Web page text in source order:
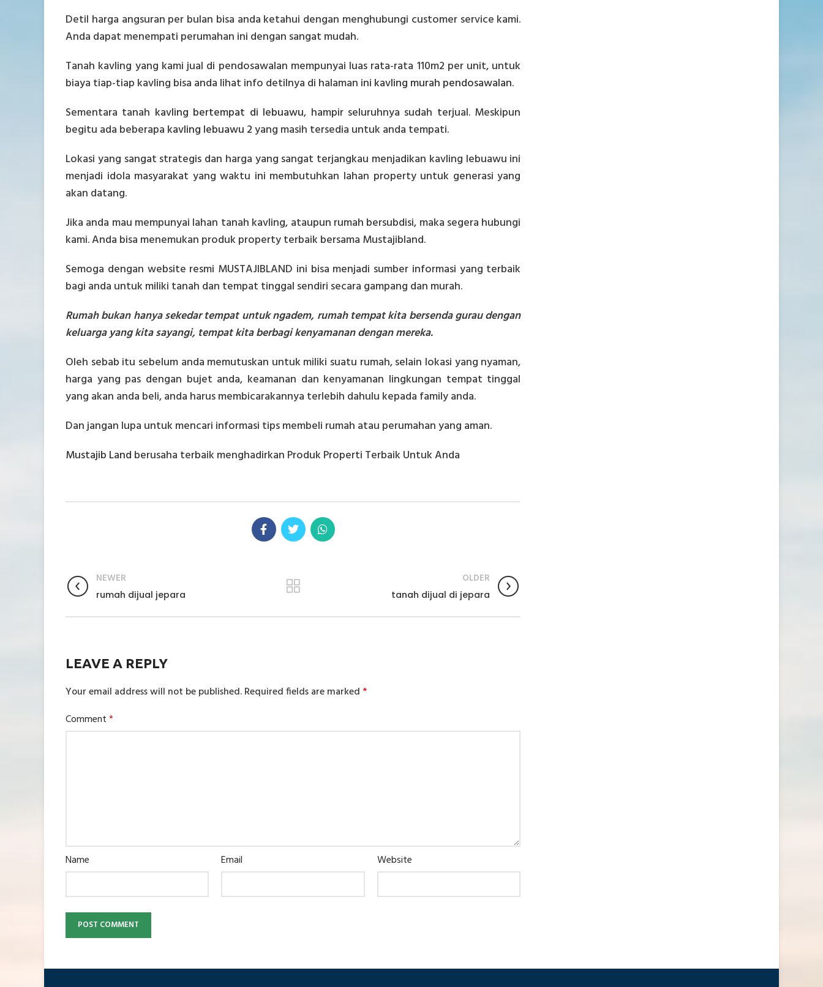
Detil harga angsuran per bulan bisa anda ketahui dengan menghubungi customer service kami.
Anda dapat menempati perumahan ini dengan sangat mudah.
Tanah kavling yang kami jual di pendosawalan mempunyai luas rata-rata 110m2 per unit, untuk
biaya tiap-tiap kavling bisa anda lihat info detilnya di halaman ini kavling murah pendosawalan.
Sementara tanah kavling bertempat di lebuawu, hampir seluruhnya sudah terjual. Meskipun
begitu ada beberapa kavling lebuawu 2yang masih tersedia untuk anda tempati.
Lokasi yang sangat strategis dan harga yang sangat terjangkau menjadikan kavling lebuawu ini
menjadi idola masyarakat yang waktu ini membutuhkan lahan property untuk generasi yang
akan datang.
Jika anda mau mempunyai lahan tanah kavling, ataupun rumah bersubdisi, maka segera hubungi
kami. Anda bisa menemukan produk property terbaik bersama Mustajibland.
Semoga dengan website resmi MUSTAJIBLAND ini bisa menjadi sumber informasi yang terbaik
bagi anda untuk miliki tanah dan tempat tinggal sendiri secara gampang dan murah.
Rumah bukan hanya sekedar tempat untuk ngadem, rumah tempat kita bersenda gurau dengan
keluarga yang kita sayangi, tempat kita berbagi kenyamanan dengan mereka.
Oleh sebab itu sebelum anda memutuskan untuk miliki suatu rumah, selain lokasi yang nyaman,
harga yang pas dengan bujet anda, keamanan dan kenyamanan lingkungan tempat tinggal
yang akan anda beli, anda harus membicarakannya terlebih dahulu kepada family anda.
Dan jangan lupa untuk mencari informasi tips membeli rumah atau perumahan yang aman.
Mustajib Land berusaha terbaik menghadirkan Produk Properti Terbaik Untuk Anda
NEWER
rumah dijual jepara
OLDER
tanah dijual di jepara
LEAVE A REPLY
Your email address will not be published.Required fields are marked*
Comment*
Name Email Website